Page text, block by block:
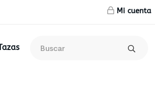
Mi cuenta